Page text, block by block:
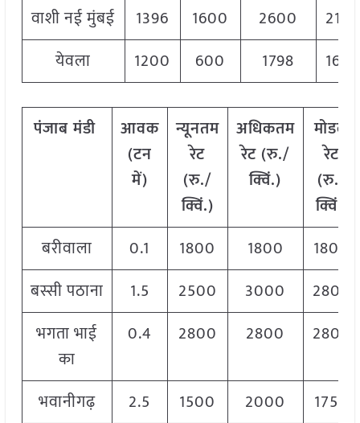
वाशी नई मुंबई
1396 1600 2600
येवला
1200 600 1798
पंजाबमंडी
आवक
(टन
में)
न्यूनतम
रेट
(रु./
क्विं.)
अधिकतम
रेट (रु./
क्विं.)
मोडल
रेट
(रु./
क्विं.)
बरीवाला
0.1 1800 1800
1800
बस्सी पठाना
1.5 2500 3000
2800
भगता भाई
का
0.4 2800 2800 2800
भवानीगढ़ 2.5 1500 2000
1750